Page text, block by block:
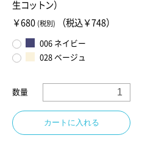
生コットン）
￥680 (税別) （税込￥748）
006 ネイビー
028 ベージュ
数量
カートに入れる